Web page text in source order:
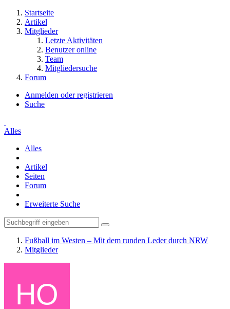
Startseite
Artikel
Mitglieder
Letzte Aktivitäten
Benutzer online
Team
Mitgliedersuche
Forum
Anmelden oder registrieren
Suche
Alles
Alles
Artikel
Seiten
Forum
Erweiterte Suche
Fußball im Westen – Mit dem runden Leder durch NRW
Mitglieder